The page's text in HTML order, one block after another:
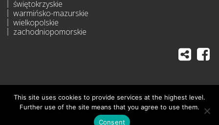
świętokrzyskie
warmińsko-mazurskie
wielkopolskie
zachodniopomorskie
All rights reserved
This site uses cookies to provide services at the highest level.
Further use of the site means that you agree to use them.
Consent